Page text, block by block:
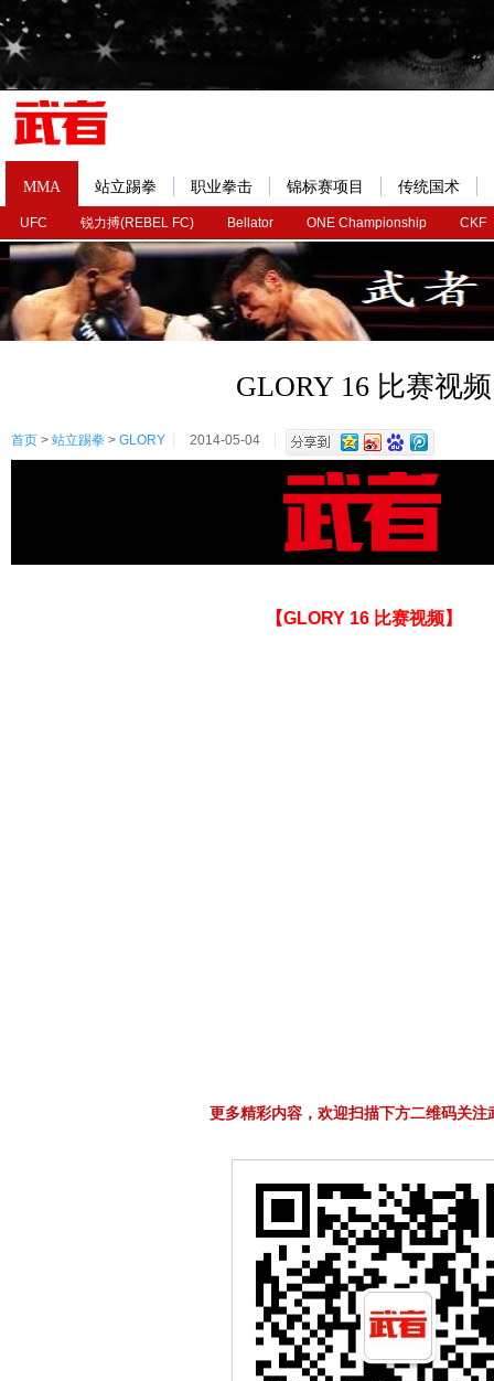
MMA
UFC 锐力搏(REBEL FC) Bellator ONE Championship CKF
站立踢拳 职业拳击 锦标赛项目 传统国术
GLORY 16 比赛视频
首页 > 站立踢拳 > GLORY 2014-05-04
【GLORY 16 比赛视频】
更多精彩内容，欢迎扫描下方二维码关注